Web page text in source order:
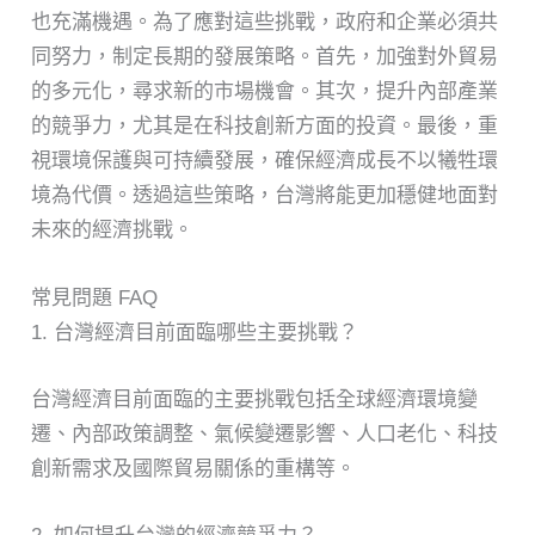
也充滿機遇。為了應對這些挑戰，政府和企業必須共
同努力，制定長期的發展策略。首先，加強對外貿易
的多元化，尋求新的市場機會。其次，提升內部產業
的競爭力，尤其是在科技創新方面的投資。最後，重
視環境保護與可持續發展，確保經濟成長不以犧牲環
境為代價。透過這些策略，台灣將能更加穩健地面對
未來的經濟挑戰。
常見問題 FAQ
1. 台灣經濟目前面臨哪些主要挑戰？
台灣經濟目前面臨的主要挑戰包括全球經濟環境變
遷、內部政策調整、氣候變遷影響、人口老化、科技
創新需求及國際貿易關係的重構等。